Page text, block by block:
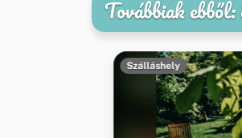
Továbbiak
Szálláshely